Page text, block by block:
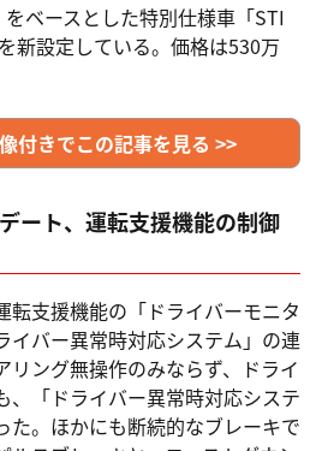
ベースとした特別仕様車「STI
新設定している。価格は530万
付きでこの記事を見る >>
ート、運転支援機能の制御
転支援機能の「ドライバーモニタ
イバー異常時対応システム」の連
リング無操作のみならず、ドライ
、「ドライバー異常時対応システ
た。ほかにも断続的なブレーキで